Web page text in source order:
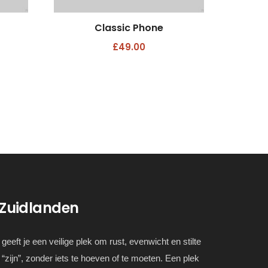
Classic Phone
£49.00
je een veilige plek om rust, evenwicht en stilte
zonder iets te hoeven of te moeten. Een plek